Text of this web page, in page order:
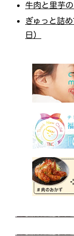
牛肉と里芋
ぎゅっと詰
日）